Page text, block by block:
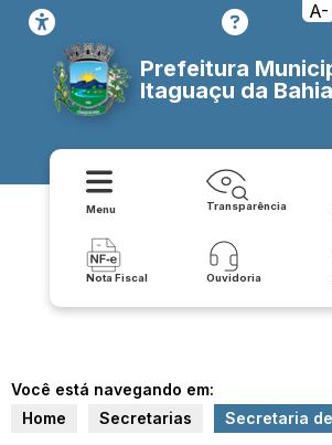
A-
Prefeitura
Itaguaçu da Bahia
Menu Transparência
Nota Fiscal Ouvidoria
Você está navegando em:
Home
Secretarias Secretaria